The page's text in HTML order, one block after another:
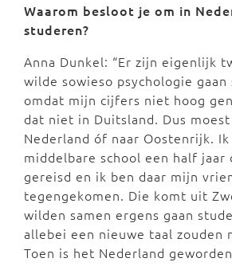
Waarom besloot je om in
studeren?
Anna Dunkel: “Er zijn eigenlijk
wilde sowieso psychologie
omdat mijn cijfers niet hoog
dat niet in Duitsland. Dus
Nederland óf naar Oostenrijk.
middelbare school een half jaar
gereisd en ik ben daar mijn
tegengekomen. Die komt uit
wilden samen ergens gaan
allebei een nieuwe taal zouden
Toen is het Nederland